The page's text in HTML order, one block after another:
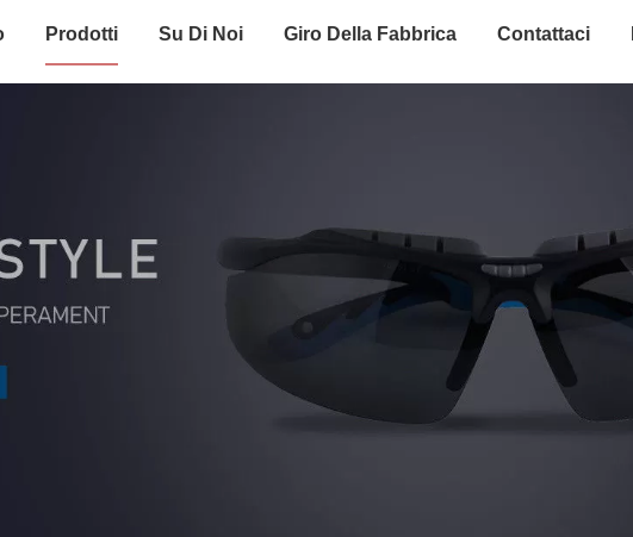
Prodotti Su Di Noi Giro Della Fabbrica Contattaci